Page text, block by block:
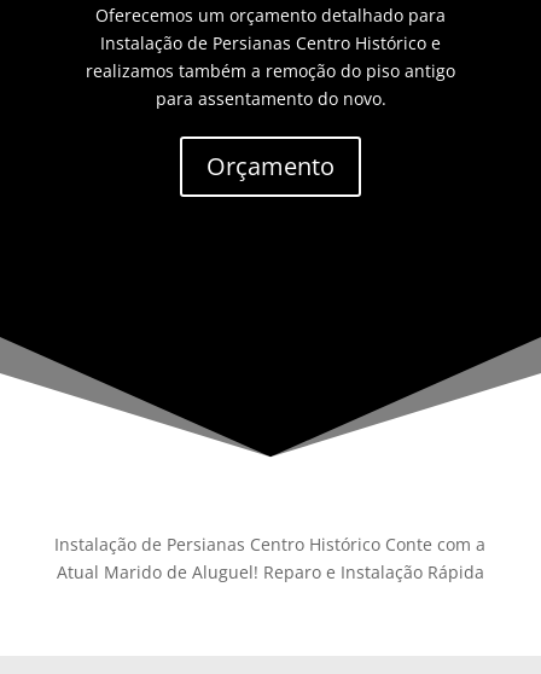
Oferecemos um orçamento detalhado para
Instalação de Persianas Centro Histórico e
realizamos também a remoção do piso antigo
para assentamento do novo.
Orçamento
Instalação de Persianas Centro Histórico Conte com a
Atual Marido de Aluguel! Reparo e Instalação Rápida